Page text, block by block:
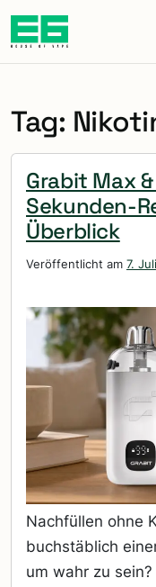
Zum Hauptinhalt
Tag:
Grabit Max
Sekunden-
Überblick
Veröffentlicht am 7.
Nachfüllen ohne
buchstäblich
um wahr zu